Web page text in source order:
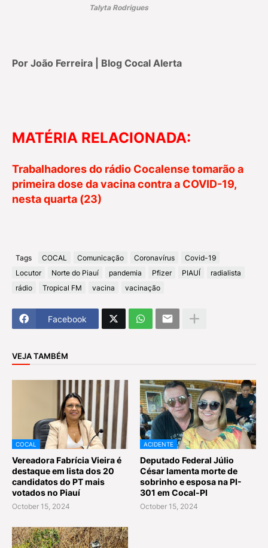
Talyta Rodrigues
Por João Ferreira | Blog Cocal Alerta
MATÉRIA RELACIONADA:
Trabalhadores do rádio Cocalense tomarão a
primeira dose da vacina contra a COVID-19,
nesta quarta (23)
Tags COCAL Comunicação Coronavírus
Covid-19
Locutor
Norte do Piauí pandemia Pfizer PIAUÍ
radialista
rádio
Tropical FM vacina vacinação
Facebook
VEJA TAMBÉM
COCAL
Vereadora Fabrícia Vieira é
destaque em lista dos 20
candidatos do PT mais
votados no Piauí
October 15, 2024
ACIDENTE
Deputado Federal Júlio
César lamenta morte de
sobrinho e esposa na PI-
301 em Cocal-PI
October 15, 2024